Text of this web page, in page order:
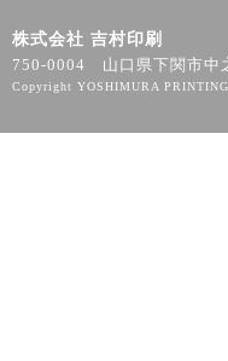
株式会社 吉村印刷
750-0004 山口県下関市中
Copyright YOSHIMURA